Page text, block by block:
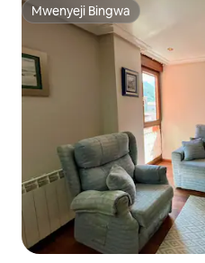
Mwenyeji Bingwa
Mwenyeji Bingwa